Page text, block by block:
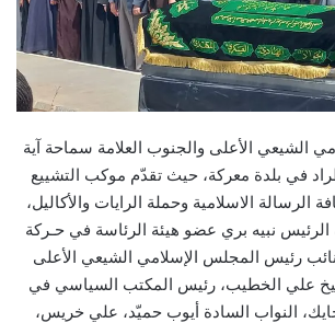
الشيعي الأعلى والجنوب العلامة سماحة آية
في بلدة معركة، حيث تقدّم موكب التشييع
الاسلامية وحملة الرايات والأكاليل،
نبيه بري عضو هيئة الرئاسة في حـركة
رئيس المجلس الإسلامي الشيعي الأعلى
علي الخطيب، رئيس المكتب السياسي في
النواب السادة أيوب حميّد، علي خريس،